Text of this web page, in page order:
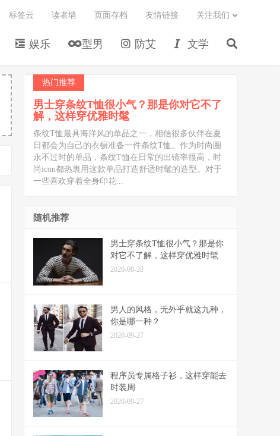
娱乐 型男 防艾 文学
标签云 读者墙 页面存档 友情链接 关注我们
热门推荐
男士穿条纹T恤很小气？那是你对它不了
解，这样穿优雅时髦
条纹T恤最具海洋风的单品之一，相信很多伙伴在夏
日都会为自己的衣橱准备一件条纹T恤。作为时尚圈
永不过时的单品，条纹T恤在日常的出镜率很高，时
尚icon都热衷用这款单品打造舒适时髦的造型。对于
一些喜欢穿着全身印花...
随机推荐
男士穿条纹T恤很小气？那是你
对它不了解，这样穿优雅时髦
2020-08-28
男人的风格，无外乎就这九种，
你是哪一种？
2020-09-27
程序员专属格子衫，这样穿能去
时装周
2020-09-27